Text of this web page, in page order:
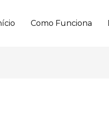
Como Funciona